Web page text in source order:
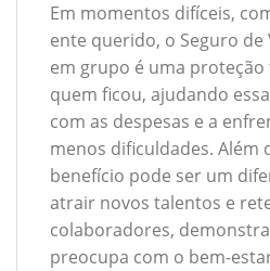
Em momentos difíceis,
ente querido, o Seguro de
em grupo é uma
quem ficou, ajudando
com as despesas e a
menos dificuldades. Além
benefício pode ser um
atrair novos talentos e
colaboradores,
preocupa com o bem-